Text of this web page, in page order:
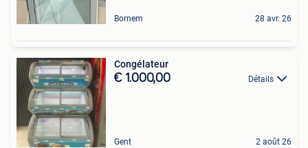
Bornem 28 avr. 26
Congélateur
€ 1.000,00 Détails
Gent 2 août 26